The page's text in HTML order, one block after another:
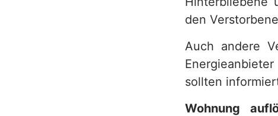
den
Auch andere
sollten
Wohnung